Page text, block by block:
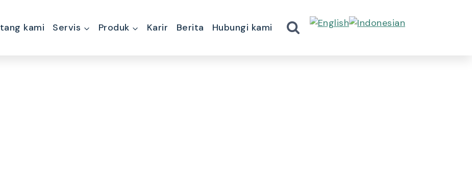
kami Servis Produk Karir Berita Hubungi kami